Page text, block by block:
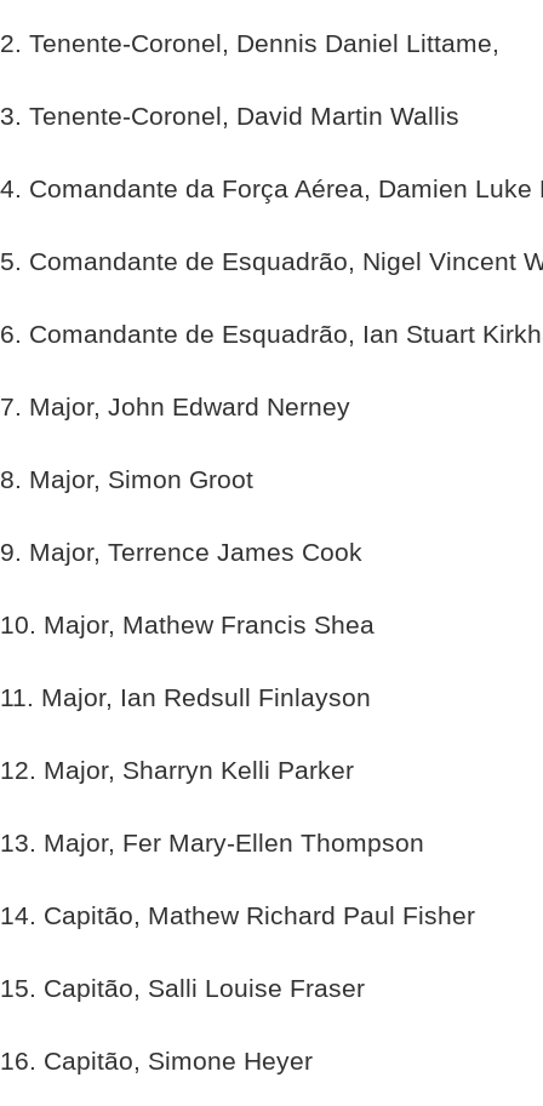
2. Tenente-Coronel, Dennis Daniel Littame,
3. Tenente-Coronel, David Martin Wallis
4. Comandante da Força Aérea, Damien Luke
5. Comandante de Esquadrão, Nigel Vincent
6. Comandante de Esquadrão, Ian Stuart
7. Major, John Edward Nerney
8. Major, Simon Groot
9. Major, Terrence James Cook
10. Major, Mathew Francis Shea
11. Major, Ian Redsull Finlayson
12. Major, Sharryn Kelli Parker
13. Major, Fer Mary-Ellen Thompson
14. Capitão, Mathew Richard Paul Fisher
15. Capitão, Salli Louise Fraser
16. Capitão, Simone Heyer